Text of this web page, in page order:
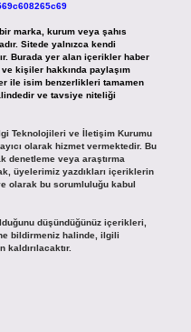
marka, kurum veya şahıs
Sitede yalnızca kendi
Burada yer alan içerikler haber
kişiler hakkında paylaşım
ile isim benzerlikleri tamamen
ve tavsiye niteliği
Teknolojileri ve İletişim Kurumu
olarak hizmet vermektedir. Bu
denetleme veya araştırma
üyelerimiz yazdıkları içeriklerin
olarak bu sorumluluğu kabul
düşündüğünüz içerikleri,
bildirmeniz halinde, ilgili